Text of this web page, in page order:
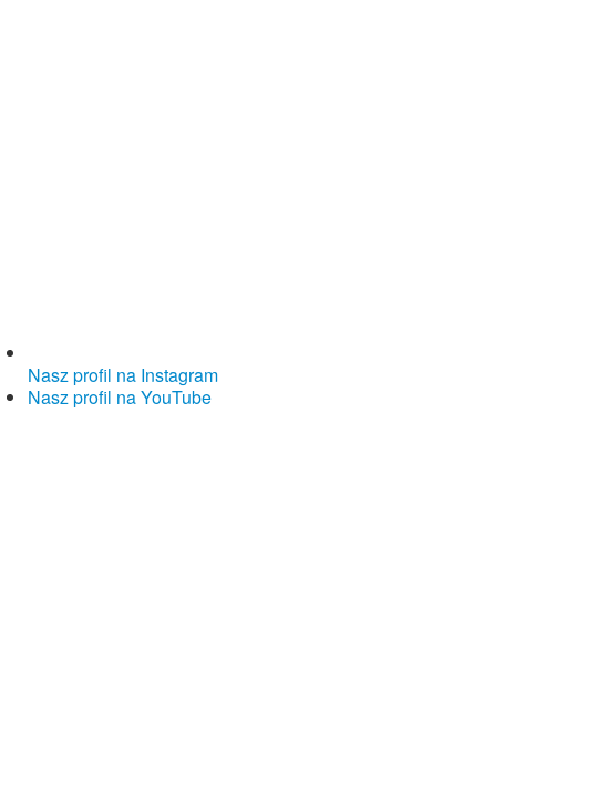
Nasz profil na Instagram
Nasz profil na YouTube